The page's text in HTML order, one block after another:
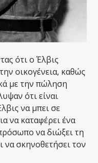
ότι ο Έλβις
οικογένεια, καθώς
με την πώληση
ότι είναι
να μπει σε
να καταφέρει ένα
να διώξει τη
σκηνοθετήσει τον